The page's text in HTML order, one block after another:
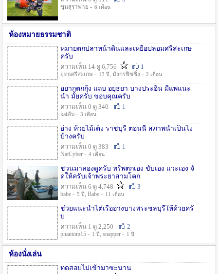
ขุนสุราพ่าย - 6 เดือน
ห้องหมายธรรมชาติ
หมายตกปลาหน้าดินและเหยื่อปลอมศรีสะเกษ
ครับ
ความเห็น 14 ดู 6,756
1
ยุทธศรีสะเกษ - 13 ปี , มังกรฟิชชิ่ง - 2 เดือน
อยากตกกุ้ง แถบ อยุธยา บางประอิน มีแพแนะ
นำ มั้ยครับ ขอบคุณครับ
ความเห็น 0 ดู 340
1
kaiคับ - 3 เดือน
อ่าง ห้วยไม้เต็ง ราชบุรี ตอนนี้ สภาพน้ำเป็นไง
บ้างครับ
ความเห็น 0 ดู 383
1
NatCyber - 4 เดือน
ชวนมาลองดูครับ ทริพตกเอง ขับเอง แวะเอง จั
ดให้ครับเจ้าพระยาสามโคก
ความเห็น 6 ดู 4,748
3
babe - 5 ปี , Babe - 11 เดือน
ช่วยแนะนำไต๋เรืออ่างบางพระชลบุรีให้ด้วยครั
บ
ความเห็น 1 ดู 2,250
2
phantom15 - 1 ปี , snapper - 1 ปี
ห้องนั่งเล่น
ทดสอบไม่เข้ามาซะนาน